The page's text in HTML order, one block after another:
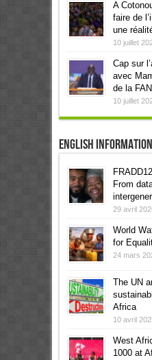
A
faire de
une
10 juillet
Cap sur
avec
de la
10 juillet
English
From
29 avril
World
for
24 mars
The UN
Africa
10 avril
West
1000 at